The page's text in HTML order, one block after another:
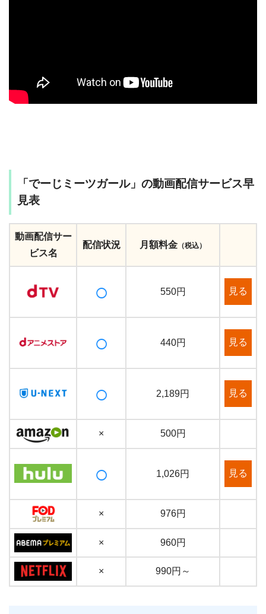
「でーじミーツガール」の動画配信サービス早
見表
動画配信サー
ビス名
配信状況 月額料金 （税込）
○ 550円 見る
○ 440円 見る
○ 2,189円 見る
× 500円
○ 1,026円 見る
× 976円
× 960円
× 990円～